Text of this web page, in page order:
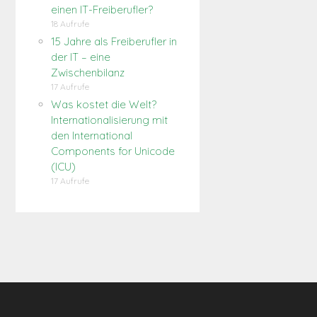
einen IT-Freiberufler?
18 Aufrufe
15 Jahre als Freiberufler in
der IT – eine
Zwischenbilanz
17 Aufrufe
Was kostet die Welt?
Internationalisierung mit
den International
Components for Unicode
(ICU)
17 Aufrufe